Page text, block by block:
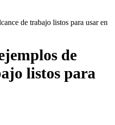
de trabajo listos para usar en
de
listos para